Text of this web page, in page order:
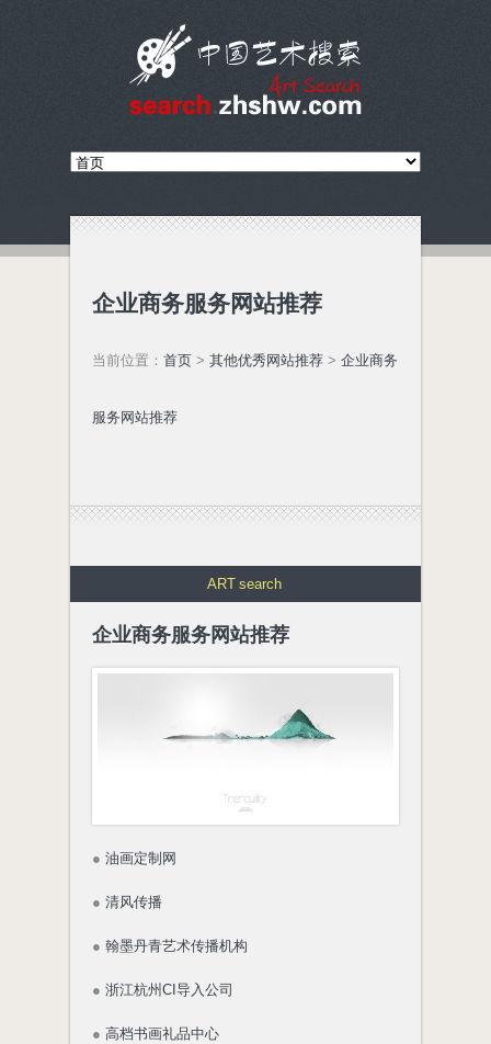
企业商务服务网站推荐
当前位置： 首页 > 其他优秀网站推荐 > 企业商务
服务网站推荐
ART search
企业商务服务网站推荐
● 油画定制网
● 清风传播
● 翰墨丹青艺术传播机构
● 浙江杭州CI导入公司
● 高档书画礼品中心